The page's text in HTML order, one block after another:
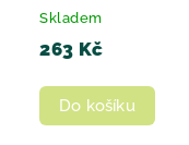
Skladem
263 Kč
Do košíku